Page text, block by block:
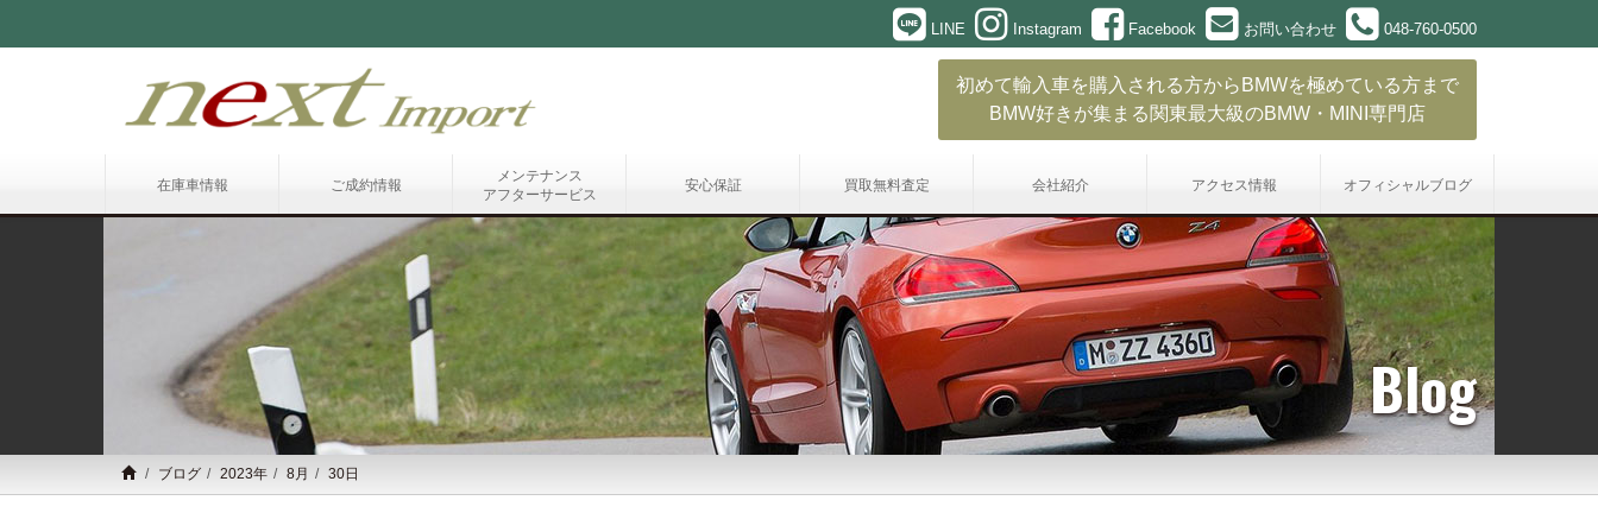
LINE Instagram Facebook お問い合わせ 048-760-0500
初めて輸入車を購入される方からBMWを極めている方まで
BMW好きが集まる関東最大級のBMW・MINI専門店
在庫車情報 ご成約情報
メンテナンス
アフターサービス
安心保証 買取無料査定 会社紹介 アクセス情報 オフィシャルブログ
Blog
ブログ 2023年 8月 30日